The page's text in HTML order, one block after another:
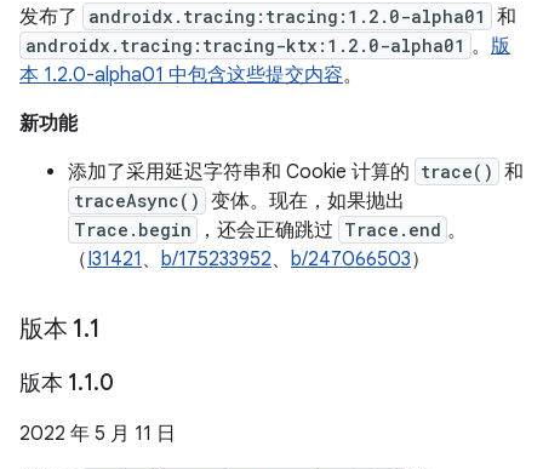
发布了
androidx.tracing:tracing:1.2.0-alpha01 和
androidx.tracing:tracing-ktx:1.2.0-alpha01 。 版
本 1.2.0-alpha01 中包含这些提交内容。
新功能
添加了采用延迟字符串和 Cookie 计算的 trace() 和
traceAsync() 变体。现在，如果抛出
Trace.begin ，还会正确跳过 Trace.end 。
（I31421 、 b/175233952、 b/247066503）
版本 1.1
版本 1.1.0
2022 年 5 月 11 日